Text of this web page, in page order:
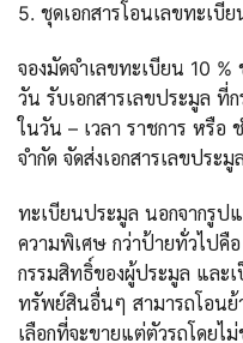
5. ชุดเอกสารโอนเลขทะเบี
จองมัดจำเลขทะเบียน 10 %
วัน รับเอกสารเลขประมูล ที่
ในวัน – เวลา ราชการ หรือ
จำกัด จัดส่งเอกสารเลขประ
ทะเบียนประมูล นอกจากรูป
ความพิเศษ กว่าป้ายทั่วไปคื
กรรมสิทธิ์ของผู้ประมูล และ
ทรัพย์สินอื่นๆ สามารถโอนย้
เลือกที่จะขายแต่ตัวรถโดยไ